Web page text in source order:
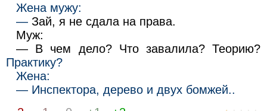
Жена мужу:
— Зай, я не сдала на права.
Муж:
— В чем дело? Что завалила? Теорию?
Практику?
Жена:
— Инспектора, дерево и двух бомжей..